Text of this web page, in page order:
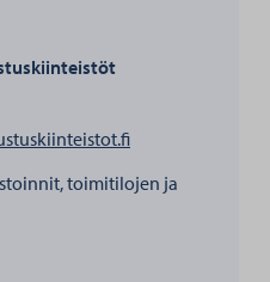
henkilölle Lasse
toimitilojen ja